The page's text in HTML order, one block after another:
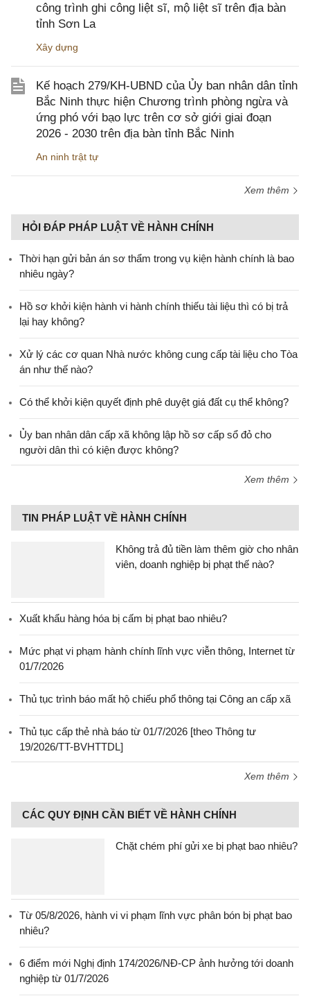
công trình ghi công liệt sĩ, mộ liệt sĩ trên địa bàn
tỉnh Sơn La
Xây dựng
Kế hoạch 279/KH-UBND của Ủy ban nhân dân tỉnh
Bắc Ninh thực hiện Chương trình phòng ngừa và
ứng phó với bạo lực trên cơ sở giới giai đoạn
2026 - 2030 trên địa bàn tỉnh Bắc Ninh
An ninh trật tự
Xem thêm
HỎI ĐÁP PHÁP LUẬT VỀ HÀNH CHÍNH
Thời hạn gửi bản án sơ thẩm trong vụ kiện hành chính là bao
nhiêu ngày?
Hồ sơ khởi kiện hành vi hành chính thiếu tài liệu thì có bị trả
lại hay không?
Xử lý các cơ quan Nhà nước không cung cấp tài liệu cho Tòa
án như thế nào?
Có thể khởi kiện quyết định phê duyệt giá đất cụ thể không?
Ủy ban nhân dân cấp xã không lập hồ sơ cấp sổ đỏ cho
người dân thì có kiện được không?
Xem thêm
TIN PHÁP LUẬT VỀ HÀNH CHÍNH
Không trả đủ tiền làm thêm giờ cho nhân
viên, doanh nghiệp bị phạt thế nào?
Xuất khẩu hàng hóa bị cấm bị phạt bao nhiêu?
Mức phạt vi phạm hành chính lĩnh vực viễn thông, Internet từ
01/7/2026
Thủ tục trình báo mất hộ chiếu phổ thông tại Công an cấp xã
Thủ tục cấp thẻ nhà báo từ 01/7/2026 [theo Thông tư
19/2026/TT-BVHTTDL]
Xem thêm
CÁC QUY ĐỊNH CẦN BIẾT VỀ HÀNH CHÍNH
Chặt chém phí gửi xe bị phạt bao nhiêu?
Từ 05/8/2026, hành vi vi phạm lĩnh vực phân bón bị phạt bao
nhiêu?
6 điểm mới Nghị định 174/2026/NĐ-CP ảnh hưởng tới doanh
nghiệp từ 01/7/2026